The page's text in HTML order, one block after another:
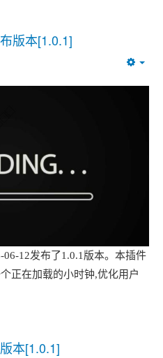
版本[1.0.1]
12发布了1.0.1版本。本插件
正在加载的小时钟,优化用户
本[1.0.1]